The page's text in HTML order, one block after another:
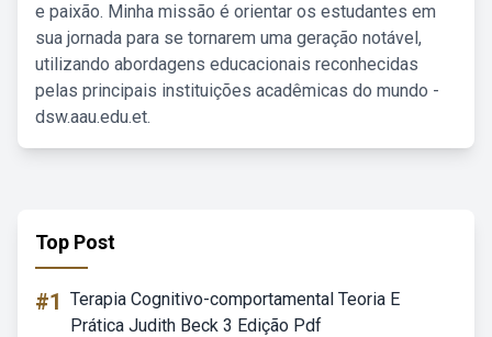
e paixão. Minha missão é orientar os estudantes em
sua jornada para se tornarem uma geração notável,
utilizando abordagens educacionais reconhecidas
pelas principais instituições acadêmicas do mundo -
dsw.aau.edu.et.
Top Post
#1 Terapia Cognitivo-comportamental Teoria E
Prática Judith Beck 3 Edição Pdf